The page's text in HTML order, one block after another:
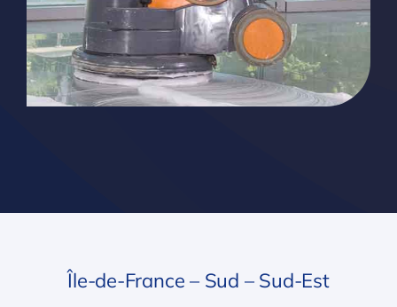
Île-de-France – Sud – Sud-Est